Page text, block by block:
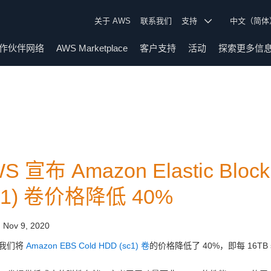
关于 AWS 联系我们 支持 中文（简
伙伴网络 AWS Marketplace 客户支持 活动 探索更多信
宣布 Amazon Elastic
卷价格降低 40%
Nov 9, 2020
们将 Amazon EBS Cold HDD (sc1) 卷的价格降低了 40%，即每